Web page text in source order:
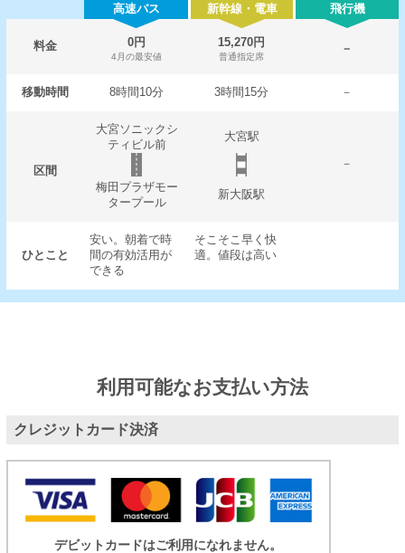
高速バス 新幹線・電車 飛行機
料金 0円
4月の最安値
15,270円
普通指定席
－
移動時間 8時間10分 3時間15分 －
区間
大宮ソニックシ
ティビル前
大宮駅
－
梅田プラザモー
タープール
新大阪駅
ひとこと
安い。朝着で時
間の有効活用が
できる
そこそこ早く快
適。値段は高い
利用可能なお支払い方法
クレジットカード決済
デビットカードはご利用になれません。